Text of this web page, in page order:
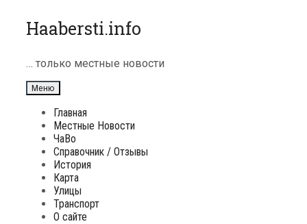
Перейти
к
Haabersti.info
… только местные новости
Меню
Главная
Местные Новости
ЧаВо
Справочник / Отзывы
История
Карта
Улицы
Транспорт
О сайте